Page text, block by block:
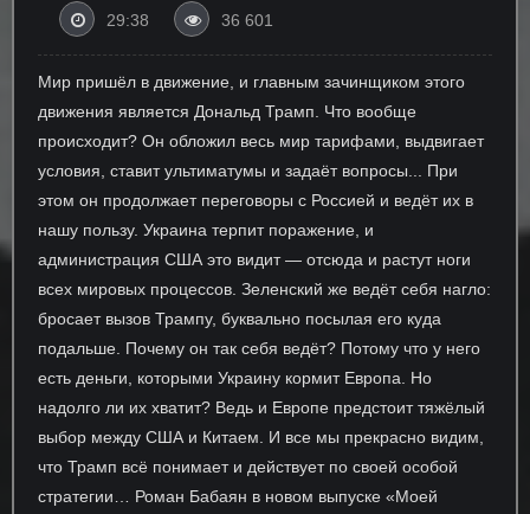
29:38 36 601
Мир пришёл в движение, и главным зачинщиком этого
движения является Дональд Трамп. Что вообще
происходит? Он обложил весь мир тарифами, выдвигает
условия, ставит ультиматумы и задаёт вопросы... При
этом он продолжает переговоры с Россией и ведёт их в
нашу пользу. Украина терпит поражение, и
администрация США это видит — отсюда и растут ноги
всех мировых процессов. Зеленский же ведёт себя нагло:
бросает вызов Трампу, буквально посылая его куда
подальше. Почему он так себя ведёт? Потому что у него
есть деньги, которыми Украину кормит Европа. Но
надолго ли их хватит? Ведь и Европе предстоит тяжёлый
выбор между США и Китаем. И все мы прекрасно видим,
что Трамп всё понимает и действует по своей особой
стратегии… Роман Бабаян в новом выпуске «Моей